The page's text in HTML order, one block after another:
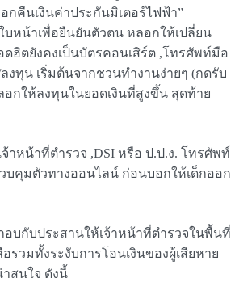
กคืนเงินค่าประกันมิเตอร์ไฟฟ้า”
หน้าเพื่อยืนยันตัวตน หลอกให้เปลี่ยน
ดฮิตยังคงเป็นบัตรคอนเสิร์ต ,โทรศัพท์มือ
งทุน เริ่มต้นจากชวนทำงานง่ายๆ (กดรับ
ลอกให้ลงทุนในยอดเงินที่สูงขึ้น สุดท้าย
าหน้าที่ตำรวจ ,DSI หรือ ป.ป.ง. โทรศัพท์
บคุมตัวทางออนไลน์ ก่อนบอกให้เด็กออก
บกับประสานให้เจ้าหน้าที่ตำรวจในพื้นที่
รวมทั้งระงับการโอนเงินของผู้เสียหาย
สนใจ ดังนี้